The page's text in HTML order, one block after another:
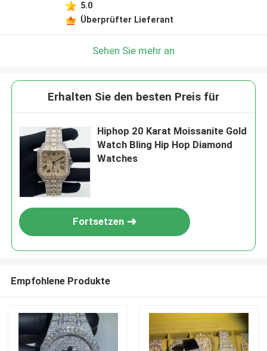
Wir rufen Sie bald zurück!
EINREICHUNGEN
5.0
Überprüfter Lieferant
Sehen Sie mehr an
Erhalten Sie den besten Preis für
Hiphop 20 Karat Moissanite Gold
Watch Bling Hip Hop Diamond
Watches
Fortsetzen
Empfohlene Produkte